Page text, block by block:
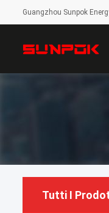
Guangzhou Sunpok
Tutti I